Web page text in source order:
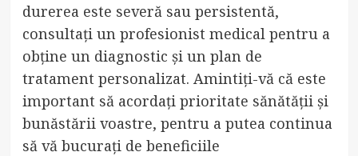
durerea este severă sau persistentă,
consultați un profesionist medical pentru a
obține un diagnostic și un plan de
tratament personalizat. Amintiți-vă că este
important să acordați prioritate sănătății și
bunăstării voastre, pentru a putea continua
să vă bucurați de beneficiile